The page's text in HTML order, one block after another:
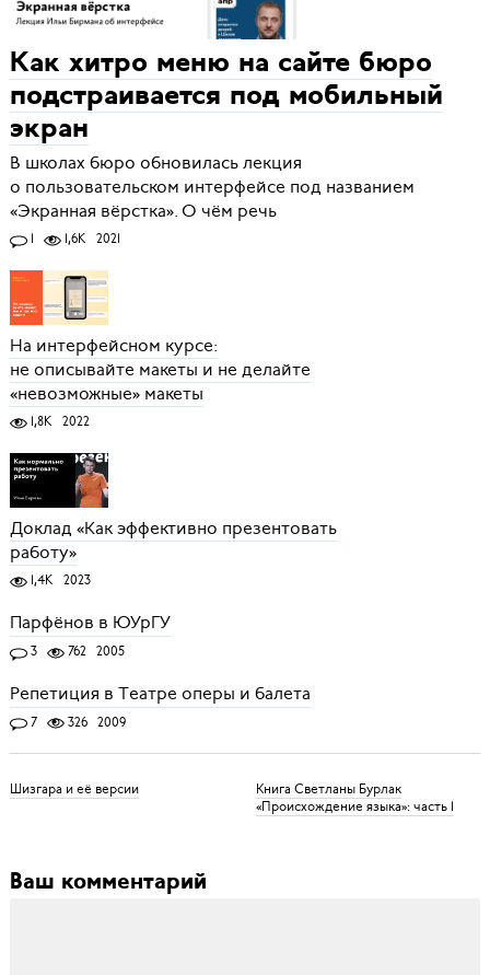
Как хитро меню на сайте бюро
подстраивается под мобильный
экран
В школах бюро обновилась лекция
о пользовательском интерфейсе под названием
«Экранная вёрстка». О чём речь
1 1,6K 2021
На интерфейсном курсе:
не описывайте макеты и не делайте
«невозможные» макеты
1,8K 2022
Доклад «Как эффективно презентовать
работу»
1,4K 2023
Парфёнов в ЮУрГУ
3 762 2005
Репетиция в Театре оперы и балета
7 326 2009
Шизгара и её версии
Книга Светланы Бурлак
«Происхождение языка»: часть 1
Ваш комментарий